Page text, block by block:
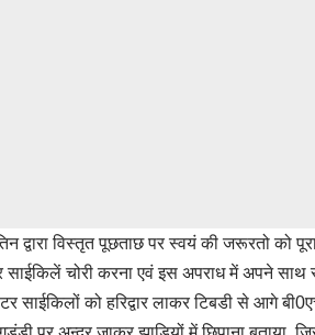
द्वारा विस्तृत पूछताछ पर स्वयं की जरूरतो को
साईकिलें चोरी करना एवं इस अपराध में अपने साथ
साईकिलों को हरिद्वार लाकर टिबडी से आगे